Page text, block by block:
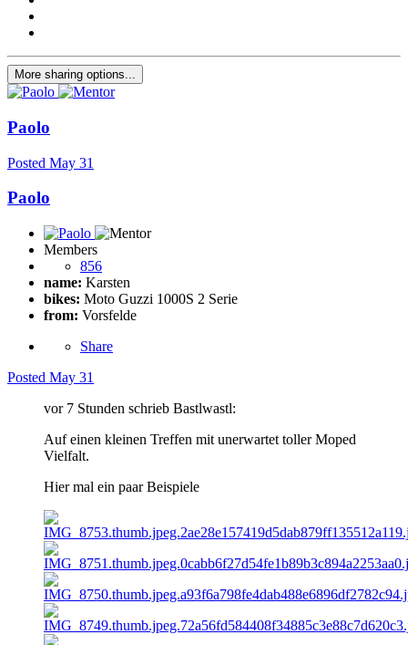
More sharing options...
Paolo
Posted May 31
Paolo
Members
856
name: Karsten
bikes: Moto Guzzi 1000S 2 Serie
from: Vorsfelde
Share
Posted May 31
vor 7 Stunden schrieb Bastlwastl:
Auf einen kleinen Treffen mit unerwartet toller Moped
Vielfalt.
Hier mal ein paar Beispiele